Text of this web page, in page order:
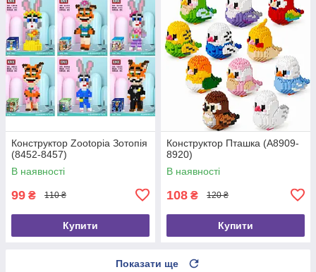
Конструктор Zootopia Зотопія
(8452-8457)
В наявності
99 ₴ 110 ₴
Купити
Конструктор Пташка (А8909-
8920)
В наявності
108 ₴ 120 ₴
Купити
Показати ще